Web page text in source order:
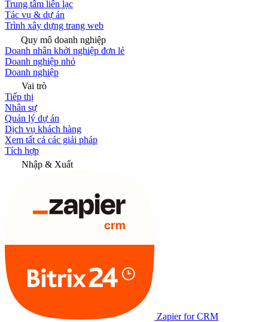
Trung tâm liên lạc
Tác vụ & dự án
Trình xây dựng trang web
Quy mô doanh nghiệp
Doanh nhân khởi nghiệp đơn lẻ
Doanh nghiệp nhỏ
Doanh nghiệp
Vai trò
Tiếp thị
Nhân sự
Quản lý dự án
Dịch vụ khách hàng
Xem tất cả các giải pháp
Tích hợp
Nhập & Xuất
Zapier for CRM